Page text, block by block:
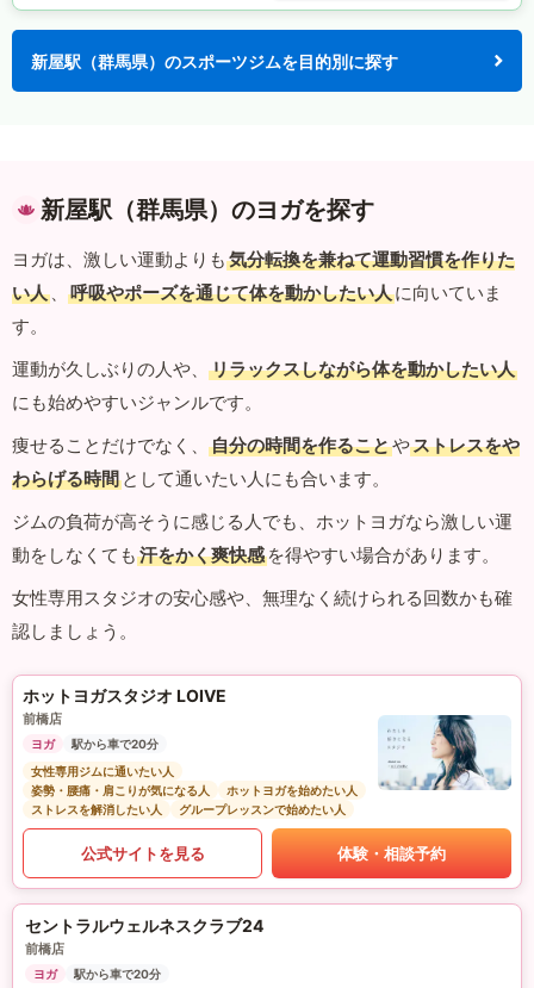
新屋駅（群馬県）のスポーツジムを目的別に探す
新屋駅（群馬県）のヨガを探す
ヨガは、激しい運動よりも 気分転換を兼ねて運動習慣を作りた
い人 、 呼吸やポーズを通じて体を動かしたい人に向いていま
す。
運動が久しぶりの人や、
リラックスしながら体を動かしたい人
にも始めやすいジャンルです。
痩せることだけでなく、
自分の時間を作ることやストレスをや
わらげる時間 として通いたい人にも合います。
ジムの負荷が高そうに感じる人でも、ホットヨガなら激しい運
動をしなくても 汗をかく爽快感 を得やすい場合があります。
女性専用スタジオの安心感や、無理なく続けられる回数かも確
認しましょう。
ホットヨガスタジオ LOIVE
前橋店
ヨガ
駅から車で20分
女性専用ジムに通いたい人
姿勢・腰痛・肩こりが気になる人
ホットヨガを始めたい人
ストレスを解消したい人
グループレッスンで始めたい人
公式サイトを見る 体験・相談予約
セントラルウェルネスクラブ24
前橋店
ヨガ
駅から車で20分